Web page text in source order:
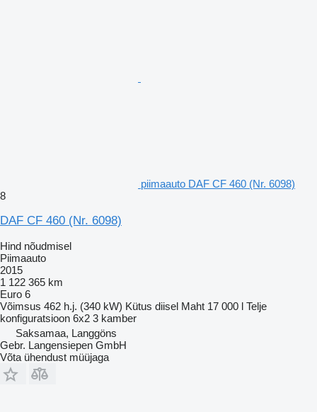
piimaauto DAF CF 460 (Nr. 6098)
8
DAF CF 460 (Nr. 6098)
Hind nõudmisel
Piimaauto
2015
1 122 365 km
Euro 6
Võimsus 462 h.j. (340 kW) Kütus diisel Maht 17 000 l Telje
konfiguratsioon 6x2 3 kamber
Saksamaa, Langgöns
Gebr. Langensiepen GmbH
Võta ühendust müüjaga